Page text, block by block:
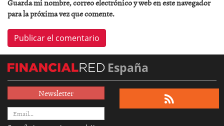
Guarda mi nombre, correo electrónico y web en este navegador
para la próxima vez que comente.
España
Newsletter